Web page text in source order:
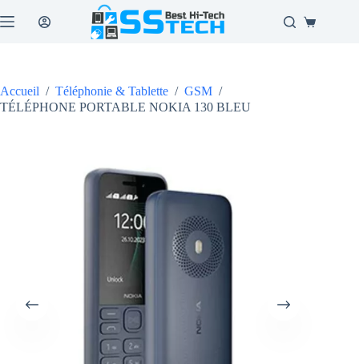
au
Panier
Accueil / Téléphonie & Tablette / GSM /
TÉLÉPHONE PORTABLE NOKIA 130 BLEU